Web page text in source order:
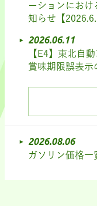
ーションにお
知らせ【
2026.06.11
【E4】東北自
賞味期限誤表示
2026.08.06
ガソリン価格一